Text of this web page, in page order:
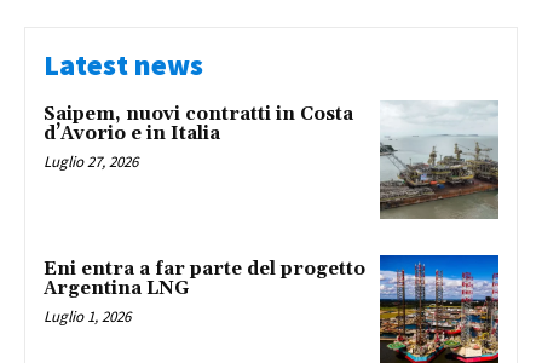
Latest news
Saipem, nuovi contratti in Costa
d’Avorio e in Italia
Luglio 27, 2026
Eni entra a far parte del progetto
Argentina LNG
Luglio 1, 2026